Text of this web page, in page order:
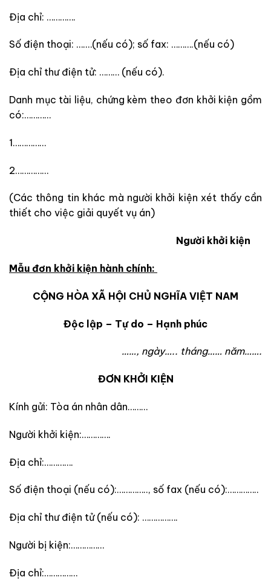
Địa chỉ: ………….
Số điện thoại: ….…(nếu có); số fax: ……….(nếu có)
Địa chỉ thư điện tử: ……… (nếu có).
Danh mục tài liệu, chứng kèm theo đơn khởi kiện gồm
có:…………
1……………
2……………
(Các thông tin khác mà người khởi kiện xét thấy cần
thiết cho việc giải quyết vụ án)
Người khởi kiện
Mẫu đơn khởi kiện hành chính:
CỘNG HÒA XÃ HỘI CHỦ NGHĨA VIỆT NAM
Độc lập – Tự do – Hạnh phúc
……, ngày….. tháng…… năm…….
ĐƠN KHỞI KIỆN
Kính gửi: Tòa án nhân dân………
Người khởi kiện:………….
Địa chỉ:………….
Số điện thoại (nếu có):………….., số fax (nếu có):…………..
Địa chỉ thư điện tử (nếu có): …………….
Người bị kiện:……………
Địa chỉ:……………